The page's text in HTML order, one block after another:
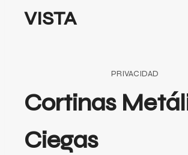
VISTA
PRIVACIDAD
Cortinas
Ciegas